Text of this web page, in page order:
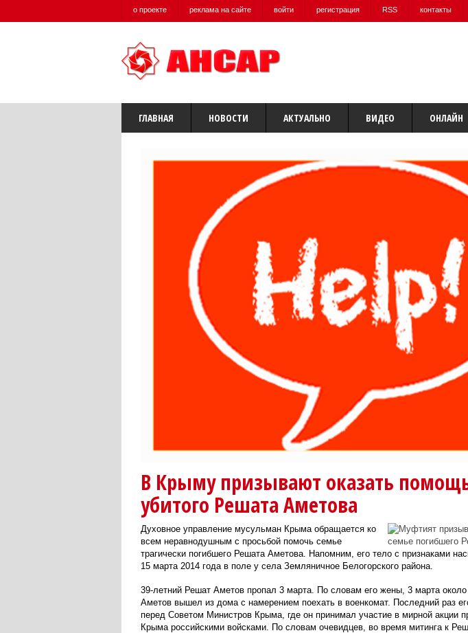
о проекте реклама на сайте войти регистрация RSS контакты
ГЛАВНАЯ НОВОСТИ АКТУАЛЬНО ВИДЕО ОНЛАЙН
В Крыму призывают оказать
убитого Решата Аметова
Духовное управление мусульман Крыма обращается ко
всем неравнодушным с просьбой помочь семье
трагически погибшего Решата Аметова.
Напомним, его тело с признаками
15 марта 2014 года в поле у села Земляничное Белогорского района.
39-летний Решат Аметов пропал 3 марта. По словам его жены, 3 марта
Аметов вышел из дома с намерением поехать в военкомат. Последний раз
перед Советом Министров Крыма, где он принимал участие в мирной акции
Крыма российскими войсками. По словам очевидцев, во время митинга к